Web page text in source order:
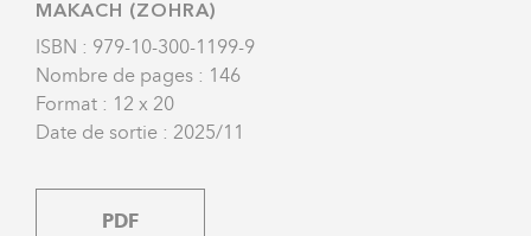
MAKACH (ZOHRA)
ISBN : 979-10-300-1199-9
Nombre de pages : 146
Format : 12 x 20
Date de sortie : 2025/11
PDF